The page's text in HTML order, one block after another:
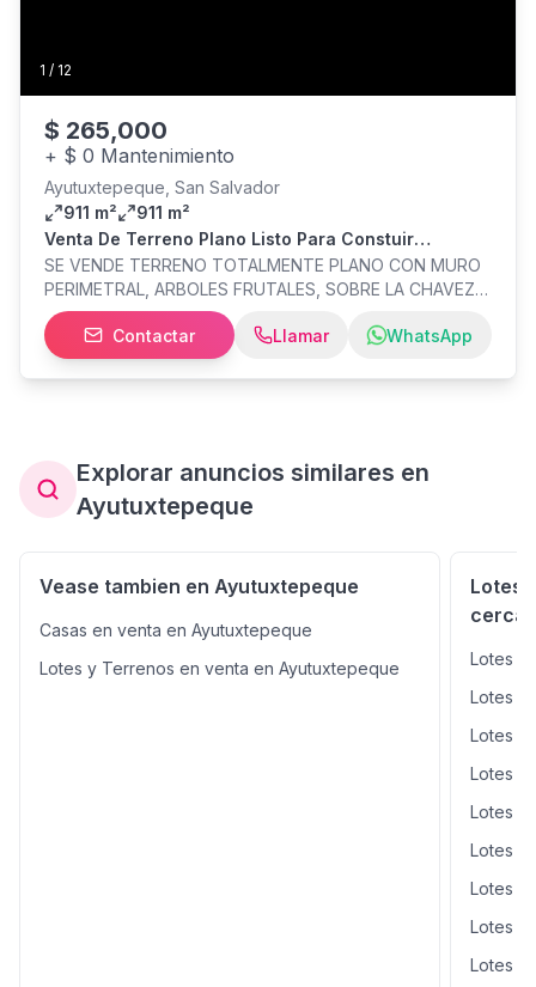
1 / 12
$ 265,000
+ $ 0 Mantenimiento
Ayutuxtepeque, San Salvador
911 m²
911 m²
Venta De Terreno Plano Listo Para Constuir
Ayutuxtepeque
SE VENDE TERRENO TOTALMENTE PLANO CON MURO
PERIMETRAL, ARBOLES FRUTALES, SOBRE LA CHAVEZ
GALEANO A POCOS METROS DE LA DESPENSA DE DON
JUAN. 1,300V² , 911 M2 28 METROS DE FRENTE Y 32
METROS DE FONDO IDEAL PARA CONSTRUIR : *TOWN
HOUSES * APARTAMENTOS * BODEGAS * CASAS *
Contactar Llamar WhatsApp
Explorar anuncios similares en
Ayutuxtepeque
Vease tambien en Ayutuxtepeque
Casas en venta en Ayutuxtepeque
Lotes y Terrenos en venta en Ayutuxtepeque
Lotes
Lotes y
Lotes y
Lotes y
Lotes y
Lotes y
Lotes y
Lotes y
Lotes y
Lotes y